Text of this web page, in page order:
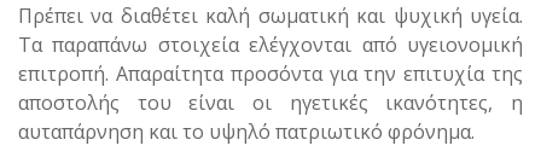
Πρέπει να διαθέτει καλή σωματική και ψυχική υγεία.
Τα παραπάνω στοιχεία ελέγχονται από υγειονομική
επιτροπή. Απαραίτητα προσόντα για την επιτυχία της
αποστολής του είναι οι ηγετικές ικανότητες, η
αυταπάρνηση και το υψηλό πατριωτικό φρόνημα.